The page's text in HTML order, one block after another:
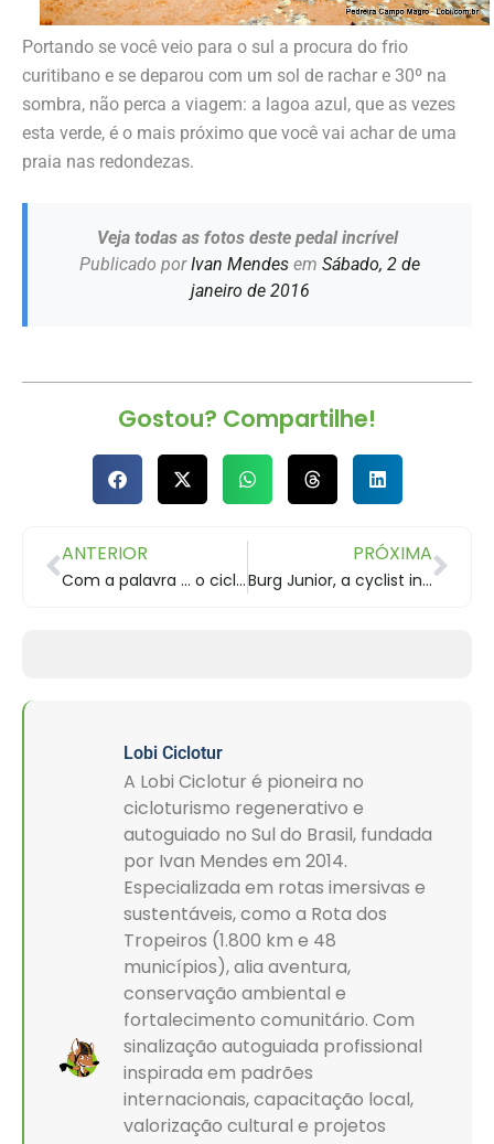
Portando se você veio para o sul a procura do frio
curitibano e se deparou com um sol de rachar e 30º na
sombra, não perca a viagem: a lagoa azul, que as vezes
esta verde, é o mais próximo que você vai achar de uma
praia nas redondezas.
Veja todas as fotos deste pedal incrível
Publicado porIvan Mendes em Sábado, 2 de
janeiro de 2016
Gostou? Compartilhe!
ANTERIOR
Com a palavra … o ciclista Lio Bahia
PRÓXIMA
Burg Junior, a cyclist in the world
Lobi Ciclotur
A Lobi Ciclotur é pioneira no
cicloturismo regenerativo e
autoguiado no Sul do Brasil, fundada
por Ivan Mendes em 2014.
Especializada em rotas imersivas e
sustentáveis, como a Rota dos
Tropeiros (1.800 km e 48
municípios), alia aventura,
conservação ambiental e
fortalecimento comunitário. Com
sinalização autoguiada profissional
inspirada em padrões
internacionais, capacitação local,
valorização cultural e projetos